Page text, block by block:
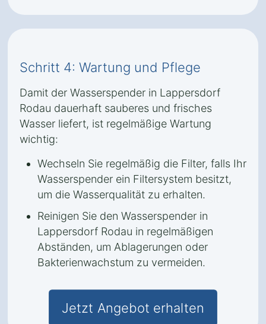
Schritt 4: Wartung und Pflege
Damit der Wasserspender in Lappersdorf
Rodau dauerhaft sauberes und frisches
Wasser liefert, ist regelmäßige Wartung
wichtig:
Wechseln Sie regelmäßig die Filter, falls Ihr
Wasserspender ein Filtersystem besitzt,
um die Wasserqualität zu erhalten.
Reinigen Sie den Wasserspender in
Lappersdorf Rodau in regelmäßigen
Abständen, um Ablagerungen oder
Bakterienwachstum zu vermeiden.
Jetzt Angebot erhalten